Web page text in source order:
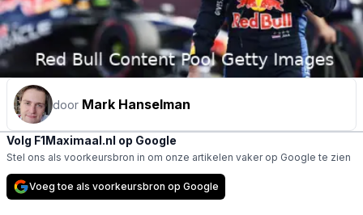
door Mark Hanselman
Volg F1Maximaal.nl op Google
Stel ons als voorkeursbron in om onze artikelen vaker op Google te zien
Voeg toe als voorkeursbron op Google